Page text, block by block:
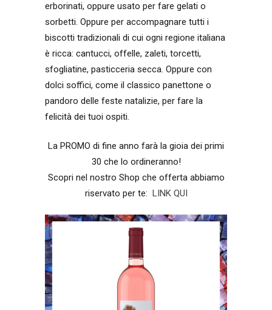
erborinati, oppure usato per fare gelati o
sorbetti. Oppure per accompagnare tutti i
biscotti tradizionali di cui ogni regione italiana
è ricca: cantucci, offelle, zaleti, torcetti,
sfogliatine, pasticceria secca. Oppure con
dolci soffici, come il classico panettone o
pandoro delle feste natalizie, per fare la
felicità dei tuoi ospiti.
La PROMO di fine anno farà la gioia dei primi
30 che lo ordineranno!
Scopri nel nostro Shop che offerta abbiamo
riservato per te: LINK QUI